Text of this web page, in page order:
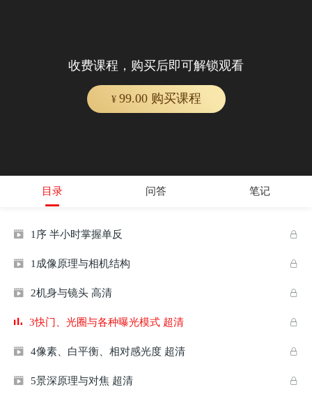
收费课程，购买后即可解锁观看
¥ 99.00 购买课程
目录 问答 笔记

 1序 半小时掌握单反

 1成像原理与相机结构

 2机身与镜头 高清

3快门、光圈与各种曝光模式 超清

 4像素、白平衡、相对感光度 超清

 5景深原理与对焦 超清